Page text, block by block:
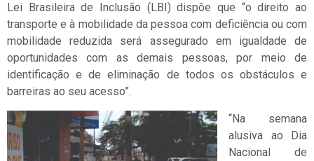
Lei Brasileira de Inclusão (LBI) dispõe que “o direito ao
transporte e à mobilidade da pessoa com deficiência ou com
mobilidade reduzida será assegurado em igualdade de
oportunidades com as demais pessoas, por meio de
identificação e de eliminação de todos os obstáculos e
barreiras ao seu acesso”.
“Na semana
alusiva ao Dia
Nacional de